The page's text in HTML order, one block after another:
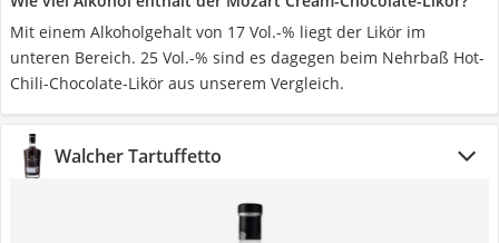
Mit einem Alkoholgehalt von 17 Vol.-% liegt der Likör im
unteren Bereich. 25 Vol.-% sind es dagegen beim Nehrbaß Hot-
Chili-Chocolate-Likör aus unserem Vergleich.
Walcher Tartuffetto